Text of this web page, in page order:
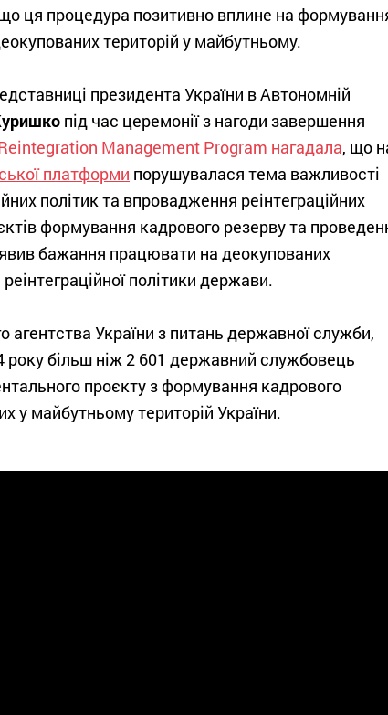
ця процедура позитивно вплине на
територій у майбутньому.
президента України в Автономній
під час церемонії з нагоди завершення
Management Program нагадала, що
платформи порушувалася тема важливості
політик та впровадження реінтеграційних
формування кадрового резерву та
бажання працювати на деокупованих
політики держави.
агентства України з питань державної служби,
року більш ніж 2 601 державний службовець
проєкту з формування кадрового
у майбутньому територій України.